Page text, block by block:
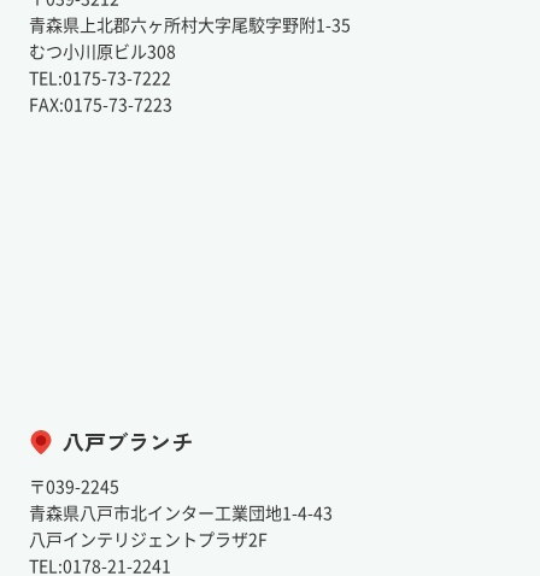
青森県上北郡六ヶ所村大字尾駮字野附1-35
むつ小川原ビル308
TEL:0175-73-7222
FAX:0175-73-7223
八戸ブランチ
〒039-2245
青森県八戸市北インター工業団地1-4-43
八戸インテリジェントプラザ2F
TEL:0178-21-2241